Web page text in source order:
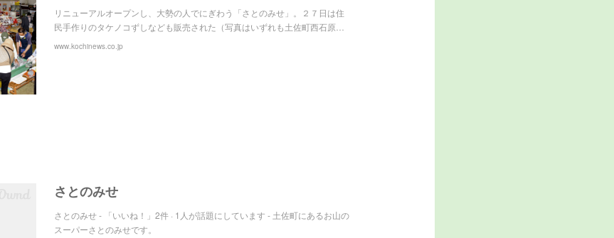
リニューアルオープンし、大勢の人でにぎわう「さとのみせ」。２７日は住
民手作りのタケノコずしなども販売された（写真はいずれも土佐町西石原…
www.kochinews.co.jp
さとのみせ
さとのみせ - 「いいね！」2件 · 1人が話題にしています - 土佐町にあるお山の
スーパーさとのみせです。